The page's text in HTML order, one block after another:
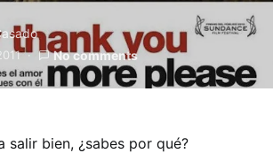
No comments
salir bien, ¿sabes por qué?